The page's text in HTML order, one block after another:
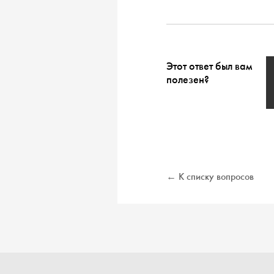
Этот ответ был вам
полезен?
← К списку вопросов